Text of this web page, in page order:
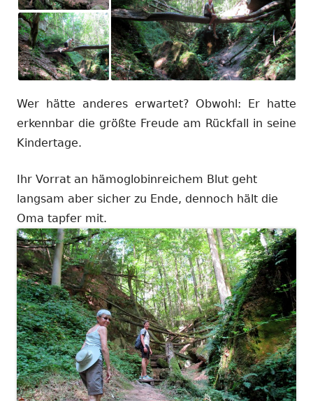
Wer hätte anderes erwartet? Obwohl: Er hatte
erkennbar die größte Freude am Rückfall in seine
Kindertage.
Ihr Vorrat an hämoglobinreichem Blut geht
langsam aber sicher zu Ende, dennoch hält die
Oma tapfer mit.